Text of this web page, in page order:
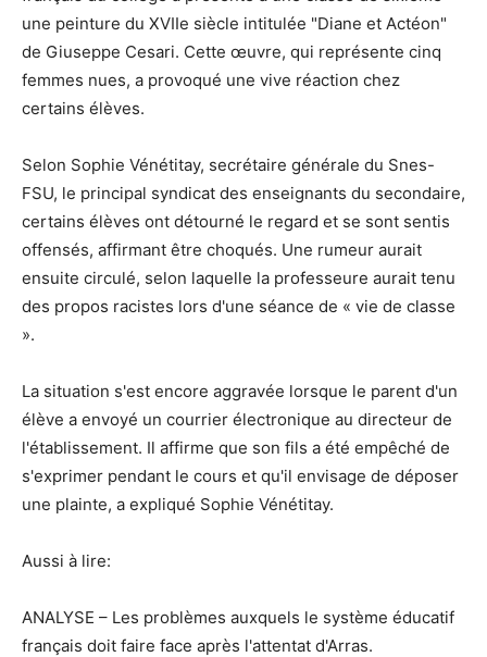
une peinture du XVIIe siècle intitulée "Diane et Actéon"
de Giuseppe Cesari. Cette œuvre, qui représente cinq
femmes nues, a provoqué une vive réaction chez
certains élèves.
Selon Sophie Vénétitay, secrétaire générale du Snes-
FSU, le principal syndicat des enseignants du secondaire,
certains élèves ont détourné le regard et se sont sentis
offensés, affirmant être choqués. Une rumeur aurait
ensuite circulé, selon laquelle la professeure aurait tenu
des propos racistes lors d'une séance de « vie de classe
».
La situation s'est encore aggravée lorsque le parent d'un
élève a envoyé un courrier électronique au directeur de
l'établissement. Il affirme que son fils a été empêché de
s'exprimer pendant le cours et qu'il envisage de déposer
une plainte, a expliqué Sophie Vénétitay.
Aussi à lire:
ANALYSE – Les problèmes auxquels le système éducatif
français doit faire face après l'attentat d'Arras.